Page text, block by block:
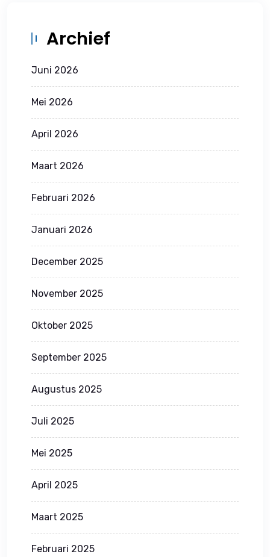
Archief
Juni 2026
Mei 2026
April 2026
Maart 2026
Februari 2026
Januari 2026
December 2025
November 2025
Oktober 2025
September 2025
Augustus 2025
Juli 2025
Mei 2025
April 2025
Maart 2025
Februari 2025